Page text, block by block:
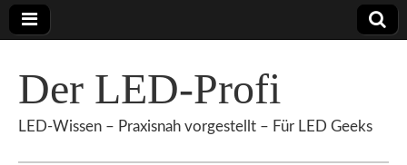
Der LED-Profi
LED-Wissen – Praxisnah vorgestellt – Für LED Geeks